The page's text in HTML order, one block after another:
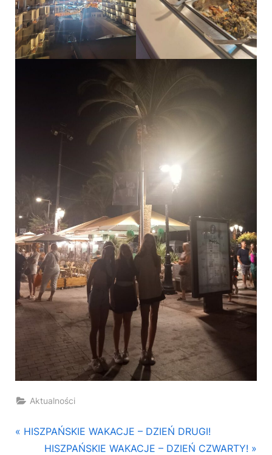
Aktualności
Nawigacja
P
HISZPAŃSKIE WAKACJE – DZIEŃ DRUGI!
N
HISZPAŃSKIE WAKACJE – DZIEŃ CZWARTY!